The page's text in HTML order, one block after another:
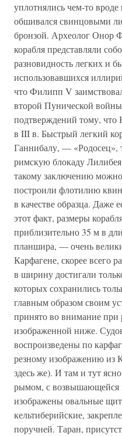
уплотнялись чем-то
обшивался свинцовыми
бронзой. Археолог Онор
корабля представляли
разновидность легких и
использовавшихся
что Филипп V
второй Пунической
подтверждений тому, что
в III в. Быстрый легкий
Ганнибалу, — «Родосец»,
римскую блокаду
такому заключению
построили флотилию
в качестве образца. Даже
этот факт, размеры
приблизительно 35 м в
планшира, — очень
Карфагене, скорее всего
в ширину достигали
которых сохранились
главным образом своим
принято во внимание
изображенной ниже.
воспроизведены по
резному изображению из
здесь же). И там и тут
рымом, с возвышающейся
изображены овальные
кельтиберийские,
поручней. Таран,